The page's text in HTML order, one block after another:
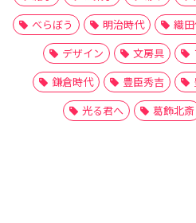
べらぼう
明治時代 織
デザイン
文房具
鎌倉時代
豊臣秀吉
光る君へ
葛飾北斎